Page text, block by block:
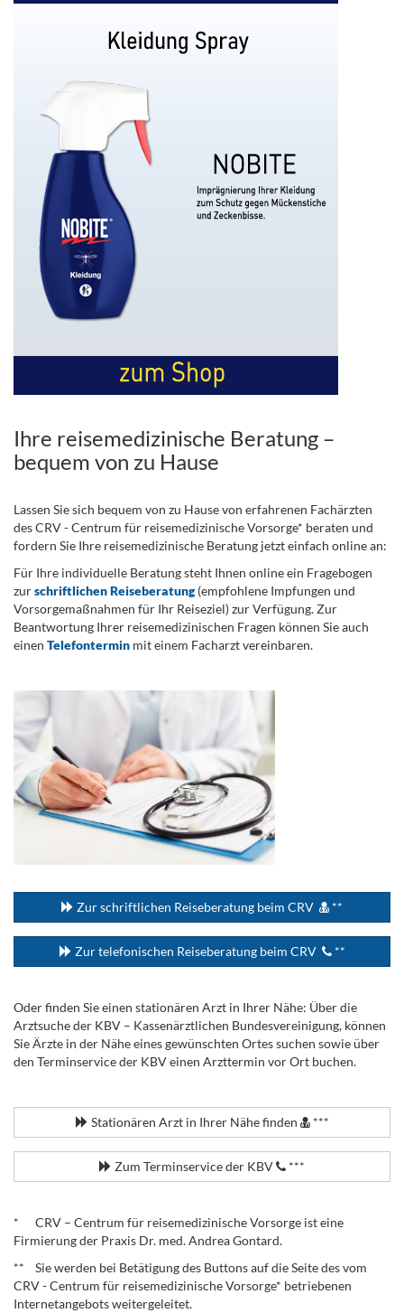
Ihre reisemedizinische Beratung –
bequem von zu Hause
Lassen Sie sich bequem von zu Hause von erfahrenen Fachärzten
des CRV - Centrum für reisemedizinische Vorsorge* beraten und
fordern Sie Ihre reisemedizinische Beratung jetzt einfach online an:
Für Ihre individuelle Beratung steht Ihnen online ein Fragebogen
zurschriftlichen Reiseberatung(empfohlene Impfungen und
Vorsorgemaßnahmen für Ihr Reiseziel) zur Verfügung. Zur
Beantwortung Ihrer reisemedizinischen Fragen können Sie auch
einen Telefontermin mit einem Facharzt vereinbaren.
Zur schriftlichen Reiseberatung beim CRV **
Zur telefonischen Reiseberatung beim CRV **
Oder finden Sie einen stationären Arzt in Ihrer Nähe: Über die
Arztsuche der KBV – Kassenärztlichen Bundesvereinigung, können
Sie Ärzte in der Nähe eines gewünschten Ortes suchen sowie über
den Terminservice der KBV einen Arzttermin vor Ort buchen.
Stationären Arzt in Ihrer Nähe finden ***
Zum Terminservice der KBV ***
* CRV – Centrum für reisemedizinische Vorsorge ist eine
Firmierung der Praxis Dr. med. Andrea Gontard.
** Sie werden bei Betätigung des Buttons auf die Seite des vom
CRV - Centrum für reisemedizinische Vorsorge* betriebenen
Internetangebots weitergeleitet.